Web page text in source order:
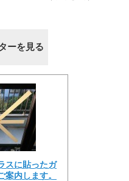
ーを見る
スに貼ったガ
案内します。